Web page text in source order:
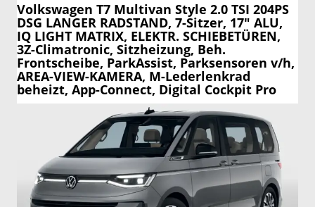
Volkswagen T7 Multivan Style 2.0 TSI 204PS
DSG LANGER RADSTAND, 7-Sitzer, 17" ALU,
IQ LIGHT MATRIX, ELEKTR. SCHIEBETÜREN,
3Z-Climatronic, Sitzheizung, Beh.
Frontscheibe, ParkAssist, Parksensoren v/h,
AREA-VIEW-KAMERA, M-Lederlenkrad
beheizt, App-Connect, Digital Cockpit Pro